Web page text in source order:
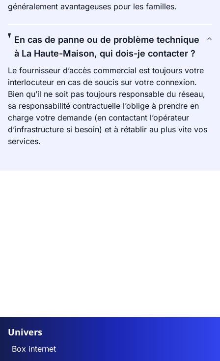
généralement avantageuses pour les familles.
En cas de panne ou de problème technique
à La Haute-Maison, qui dois-je contacter ?
Le fournisseur d’accès commercial est toujours votre
interlocuteur en cas de soucis sur votre connexion.
Bien qu’il ne soit pas toujours responsable du réseau,
sa responsabilité contractuelle l’oblige à prendre en
charge votre demande (en contactant l’opérateur
d’infrastructure si besoin) et à rétablir au plus vite vos
services.
Univers
Box internet